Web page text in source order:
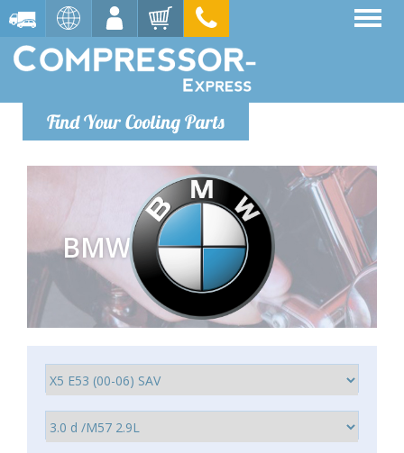
Find Your Cooling Parts
BMW